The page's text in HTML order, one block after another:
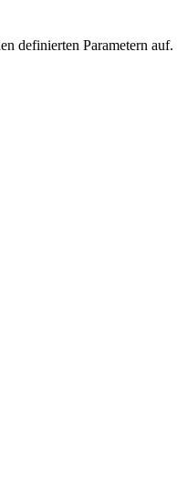
definierten Parametern auf.